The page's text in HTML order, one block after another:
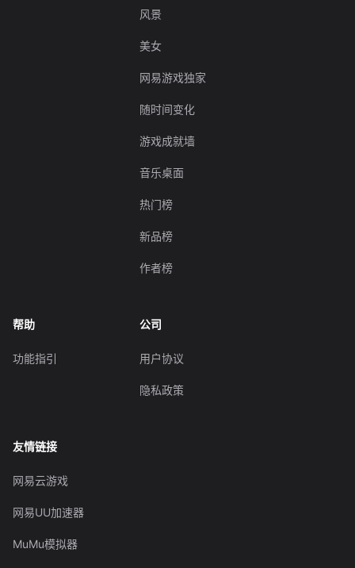
风景
美女
网易游戏独家
随时间变化
游戏成就墙
音乐桌面
热门榜
新品榜
作者榜
帮助
功能指引
公司
用户协议
隐私政策
友情链接
网易云游戏
网易UU加速器
MuMu模拟器